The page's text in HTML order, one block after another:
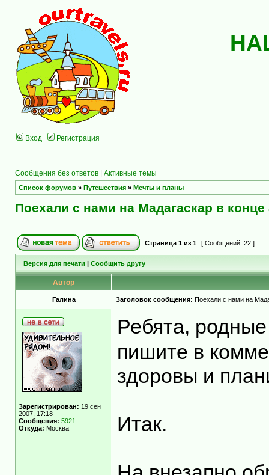
Вход Регистрация
Сообщения без ответов | Активные темы
Список форумов » Путешествия » Мечты и планы
Поехали с нами на Мадагаскар в конце
Страница 1 из 1 [ Сообщений: 22 ]
Версия для печати | Сообщить другу
Автор
Гaлинa Заголовок сообщения: Поехали с нами на
Зарегистрирован: 19 сен
2007, 17:18
Сообщения: 5921
Откуда: Москва
Ребята,
пишите в
здоровы и
Итак.